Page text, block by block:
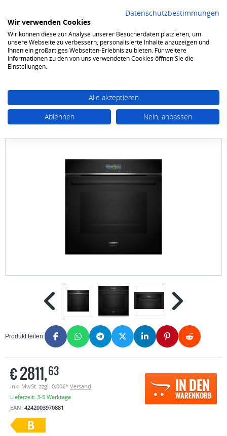
0
Kochen & Backen Herd-Sets Einbauherd-Sets Kombi
SIEMENS studioLine SL 15 SET 6 studioLine
Produkt teilen:
IN DEN
WARENKORB
€2811,63
inkl MwSt. zzgl. 0,00€* Versand
Lieferzeit: 3-5 Werktage
EAN: 4242003970881
Datenschutzbestimmungen
Wir verwenden Cookies
Wir können diese zur Analyse unserer Besucherdaten platzieren, um
unsere Webseite zu verbessern, personalisierte Inhalte anzuzeigen und
Ihnen ein großartiges Webseiten-Erlebnis zu bieten. Für weitere
Informationen zu den von uns verwendeten Cookies öffnen Sie die
Einstellungen.
Alle akzeptieren
Ablehnen
Nein, anpassen